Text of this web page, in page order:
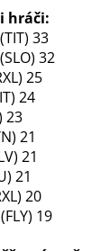
hráči:
33
32
25
24
23
21
21
21
20
19